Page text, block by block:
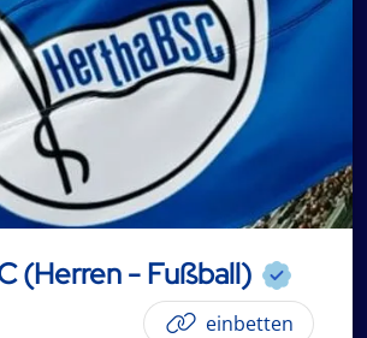
(Herren - Fußball)
einbetten